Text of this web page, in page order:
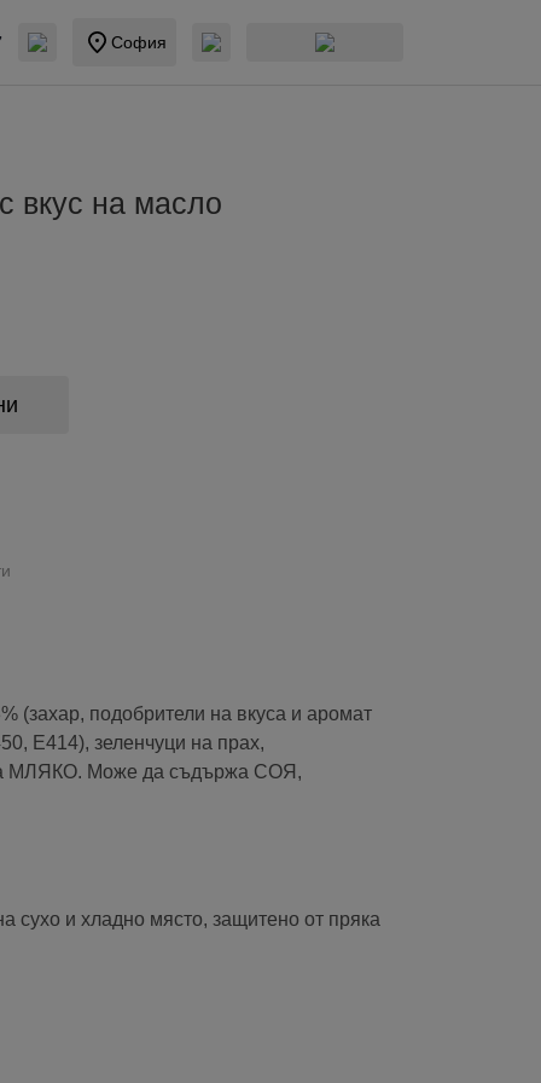
София
вкус на масло
(захар, подобрители на вкуса и аромат
E414), зеленчуци на прах,
МЛЯКО. Може да съдържа СОЯ,
сухо и хладно място, защитено от пряка